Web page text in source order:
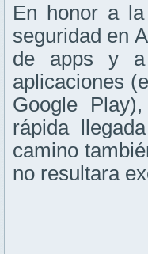
En honor a
seguridad en
de apps y
aplicaciones
Google
rápida
camino
no resultara